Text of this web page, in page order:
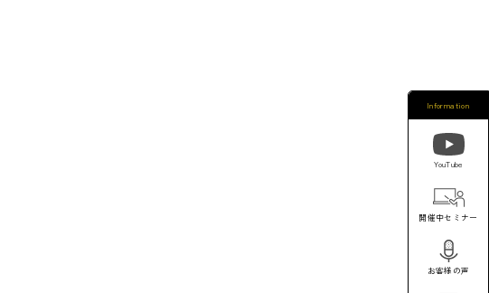
Information
YouTube
開催中セミナー
お客様の声